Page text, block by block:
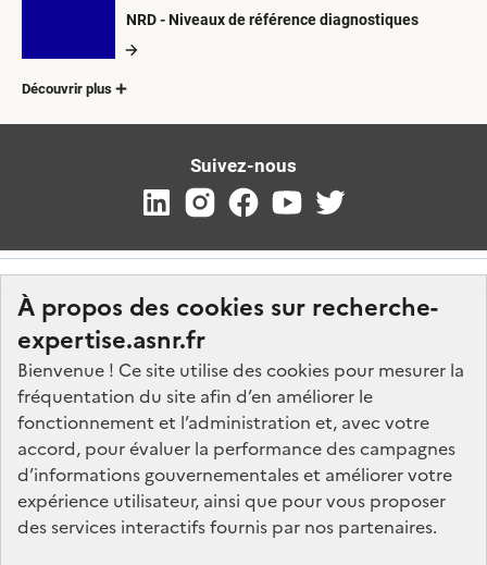
À propos des cookies sur recherche-
expertise.asnr.fr
Bienvenue ! Ce site utilise des cookies pour mesurer la
fréquentation du site afin d’en améliorer le
fonctionnement et l’administration et, avec votre
accord, pour évaluer la performance des campagnes
d’informations gouvernementales et améliorer votre
expérience utilisateur, ainsi que pour vous proposer
des services interactifs fournis par nos partenaires.
NRD - Niveaux de référence diagnostiques
Découvrir plus
Suivez-nous
Nos marchés
Nos offres d'emploi
FAQ
Glossaire